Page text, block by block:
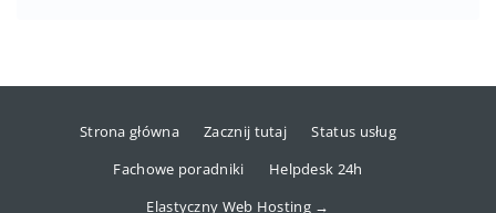
Strona główna Zacznij tutaj
Status usług
Fachowe poradniki
Helpdesk 24h
Elastyczny Web Hosting →